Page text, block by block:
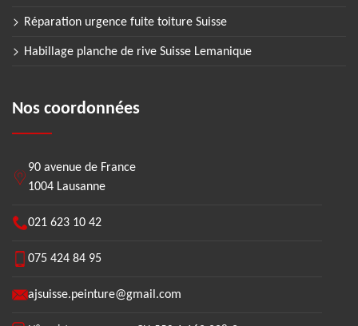
Réparation urgence fuite toiture Suisse
Habillage planche de rive Suisse Lemanique
Nos coordonnées
90 avenue de France
1004 Lausanne
021 623 10 42
075 424 84 95
ajsuisse.peinture@gmail.com